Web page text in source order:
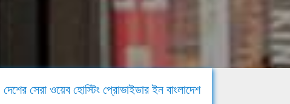
দেশের সেরা ওয়েব হোস্টিং প্রোভাইডার ইন বাংলাদেশ